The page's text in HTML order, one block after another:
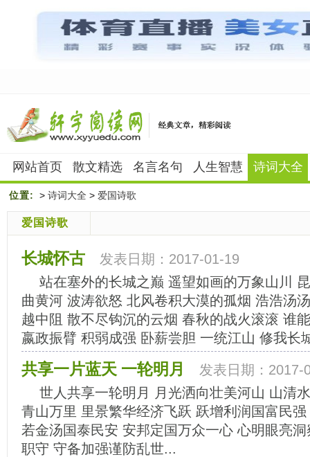
网站首页 散文精选 名言名句 人生智慧 诗词大全
位置: > 诗词大全 > 爱国诗歌
爱国诗歌
长城怀古
发表日期：2017-01-19
站在塞外的长城之巅 遥望如画的万象山川
曲黄河 波涛欲怒 北风卷积大漠的孤烟 浩浩汤
越中阻 散不尽钩沉的云烟 春秋的战火滚滚 谁
嬴政振臂 积弱成强 卧薪尝胆 一统江山 修我长
共享一片蓝天 一轮明月
发表日期：2017-
世人共享一轮明月 月光洒向壮美河山 山清
青山万里 里景繁华经济飞跃 跃增利润国富民
若金汤国泰民安 安邦定国万众一心 心明眼亮
职守 守备加强谨防乱世...